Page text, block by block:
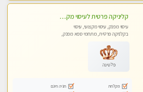
קליניקה פרטית לעיסוי מקצועי ואלטרנטיבי ברמה גבוהה VIP תתקשר ..... highly recommended..new in the city
עיסוי מפנק, עיסוי מקצועי, עיסוי
בקלניקה פרטית, מתחמי ספא מפנק,
פלטינה
מקלחת
חניה חינם